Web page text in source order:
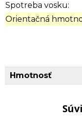
Spotreba vosku:
Orientačná
Hmotnosť